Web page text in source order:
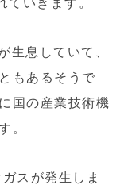
息していて、
もあるそうで
国の産業技術機
。
スが発生しま